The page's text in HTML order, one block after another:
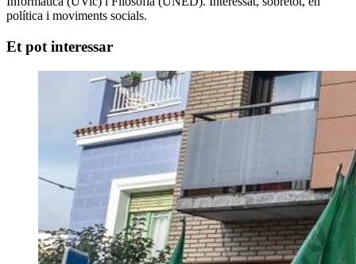
política i moviments socials.
Et pot interessar